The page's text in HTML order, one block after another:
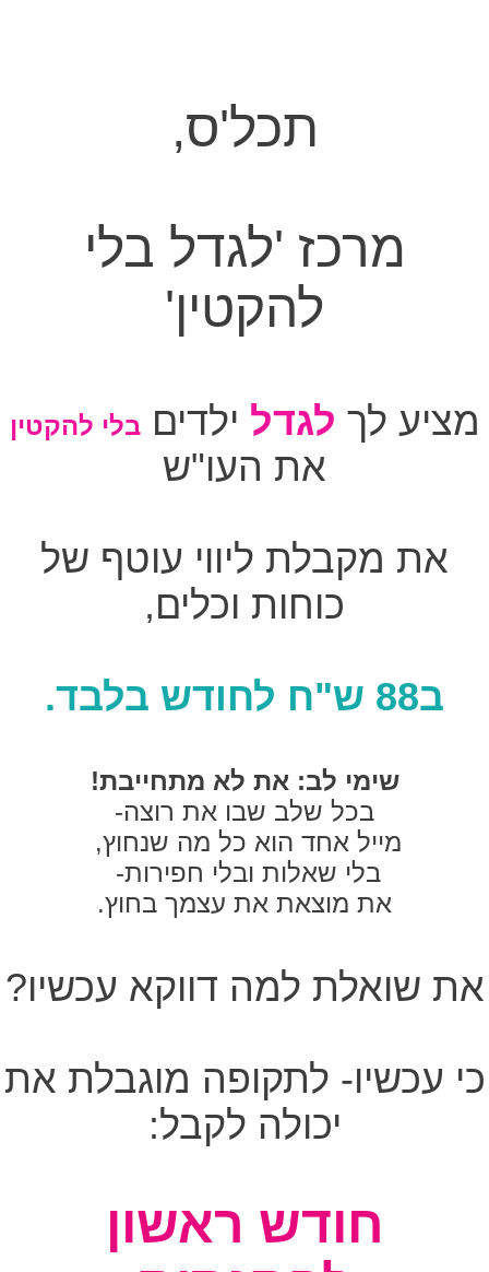
תכל'ס,
מרכז 'לגדל בלי
להקטין'
מציע לך לגדל ילדיםבלי להקטין
את העו"ש
את מקבלת ליווי עוטף של
כוחות וכלים,
ב88 ש"ח לחודש בלבד.
שימי לב: את לא מתחייבת!
בכל שלב שבו את רוצה-
מייל אחד הוא כל מה שנחוץ,
בלי שאלות ובלי חפירות-
את מוצאת את עצמך בחוץ.
את שואלת למה דווקא עכשיו?
כי עכשיו- לתקופה מוגבלת את
יכולה לקבל:
חודש ראשון